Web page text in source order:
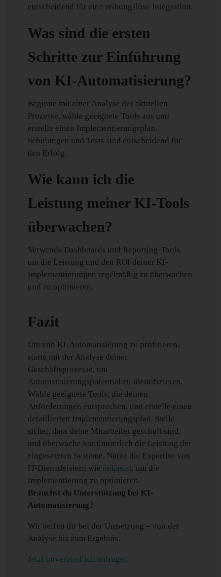
entscheidend für eine reibungslose Integration.
Was sind die ersten
Schritte zur Einführung
von KI-Automatisierung?
Beginne mit einer Analyse der aktuellen
Prozesse, wähle geeignete Tools aus und
erstelle einen Implementierungsplan.
Schulungen und Tests sind entscheidend für
den Erfolg.
Wie kann ich die
Leistung meiner KI-Tools
überwachen?
Verwende Dashboards und Reporting-Tools,
um die Leistung und den ROI deiner KI-
Implementierungen regelmäßig zu überwachen
und zu optimieren.
Fazit
Um von KI-Automatisierung zu profitieren,
starte mit der Analyse deiner
Geschäftsprozesse, um
Automatisierungspotential zu identifizieren.
Wähle geeignete Tools, die deinen
Anforderungen entsprechen, und erstelle einen
detaillierten Implementierungsplan. Stelle
sicher, dass deine Mitarbeiter geschult sind,
und überwache kontinuierlich die Leistung der
eingesetzten Systeme. Nutze die Expertise von
IT-Dienstleistern wie mikas.at, um die
Implementierung zu optimieren.
Brauchst du Unterstützung bei KI-
Automatisierung?
Wir helfen dir bei der Umsetzung – von der
Analyse bis zum Ergebnis.
Jetzt unverbindlich anfragen